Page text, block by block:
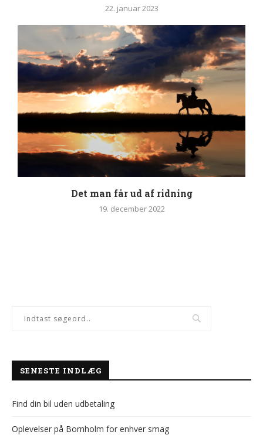
22. januar 2023
Det man får ud af ridning
19. december 2022
SENESTE INDLÆG
Find din bil uden udbetaling
Oplevelser på Bornholm for enhver smag